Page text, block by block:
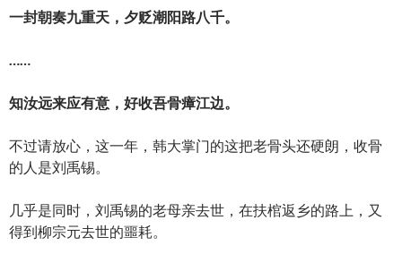
一封朝奏九重天，夕贬潮阳路八千。
知汝远来应有意，好收吾骨瘴江边。
不过请放心，这一年，韩大掌门的这把老骨头还硬朗，收骨
的人是刘禹锡。
几乎是同时，刘禹锡的老母亲去世，在扶棺返乡的路上，又
得到柳宗元去世的噩耗。